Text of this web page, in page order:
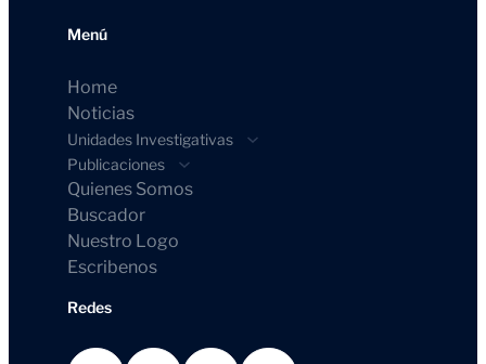
Menú
Home
Noticias
Unidades Investigativas
Publicaciones
Quienes Somos
Buscador
Nuestro Logo
Escribenos
Redes